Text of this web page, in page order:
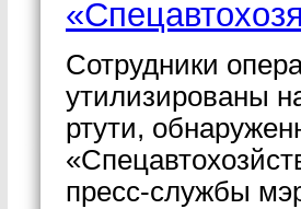
Сотрудники
утилизированы
ртути,
пресс-службы